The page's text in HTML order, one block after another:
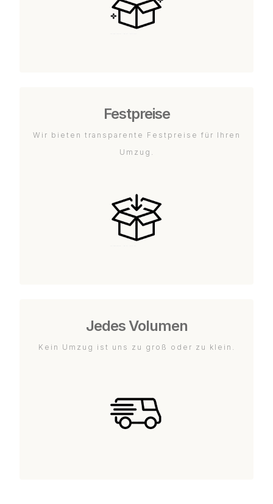
Festpreise
Wir bieten transparente Festpreise für Ihren
Umzug.
Jedes Volumen
Kein Umzug ist uns zu groß oder zu klein.